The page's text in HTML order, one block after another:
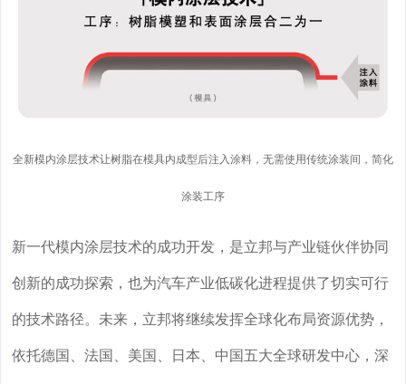
全新模内涂层技术让树脂在模具内成型后注入涂料，无需使用传统涂装间，简化
涂装工序
新一代模内涂层技术的成功开发，是立邦与产业链伙伴协同
创新的成功探索，也为汽车产业低碳化进程提供了切实可行
的技术路径。 未来，立邦将继续发挥全球化布局资源优势，
依托德国、法国、美国、日本、中国五大全球研发中心，深